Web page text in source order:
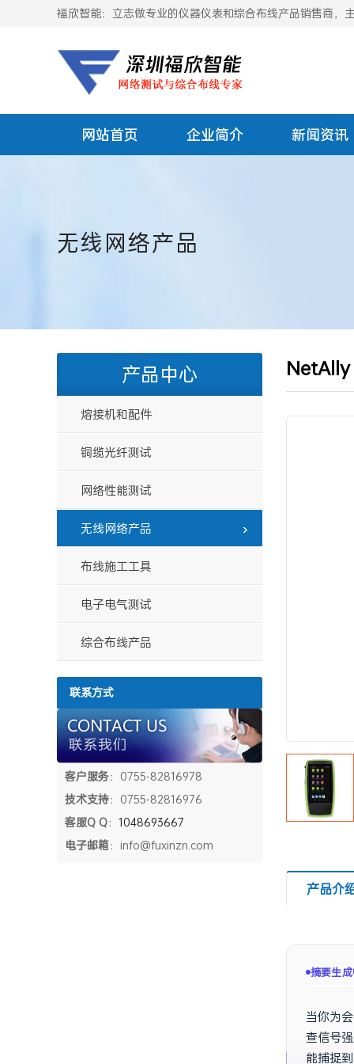
福欣智能：立志做专业的仪器仪表和综合布线产品销售商，
网站首页 企业简介 新闻资讯
无线网络产品
NetAlly
产品介
摘要已
当你为
查信号
能捕捉
产品中心
熔接机和配件
铜缆光纤测试
网络性能测试
无线网络产品
布线施工工具
电子电气测试
综合布线产品
联系方式
客户服务：0755-82816978
技术支持：0755-82816976
客服Q Q： 1048693667
电子邮箱：info@fuxinzn.com